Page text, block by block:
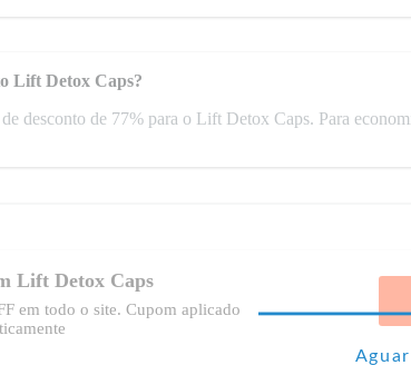
Lift Detox Caps?
desconto de 77% para o Lift Detox Caps. Para
Lift Detox Caps
em todo o site. Cupom aplicado